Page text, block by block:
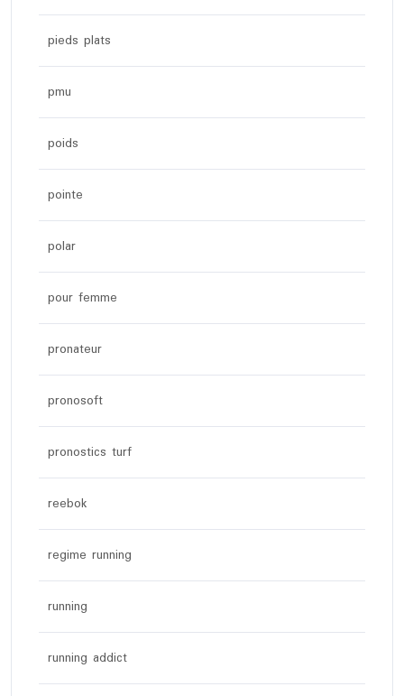
pieds plats
pmu
poids
pointe
polar
pour femme
pronateur
pronosoft
pronostics turf
reebok
regime running
running
running addict